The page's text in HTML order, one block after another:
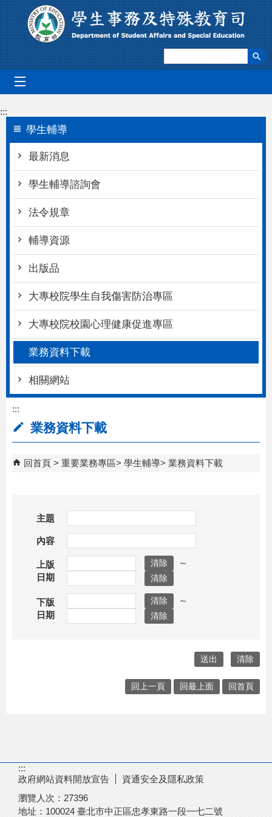
跳到主要內容區塊
:::
學生輔導
最新消息
學生輔導諮詢會
法令規章
輔導資源
出版品
大專校院學生自我傷害防治專區
大專校院校園心理健康促進專區
業務資料下載
相關網站
:::
業務資料下載
回首頁 重要業務專區 學生輔導 業務資料下載
主題
內容
上版
日期
～
下版
日期
～
回上一頁 回最上面 回首頁
:::
政府網站資料開放宣告
資通安全及隱私政策
瀏覽人次： 27396
地址：100024 臺北市中正區忠孝東路一段一七二號